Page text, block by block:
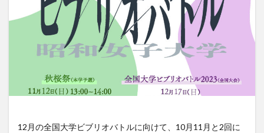
12月の全国大学ビブリオバトルに向けて、10月11月と2回に